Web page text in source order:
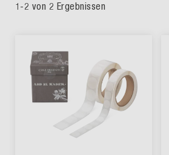
1 -2 von 2 Ergebnissen